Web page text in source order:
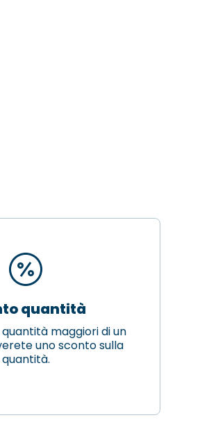
quantità
maggiori di un
uno sconto sulla
quantità.